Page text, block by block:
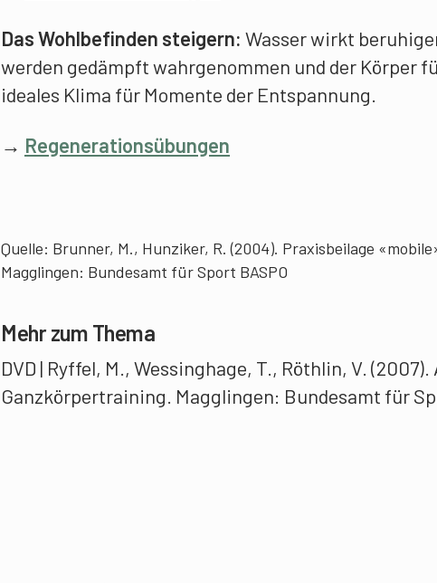
Das Wohlbefinden steigern: Wasser wirkt
werden gedämpft wahrgenommen und der Körper
ideales Klima für Momente der Entspannung.
→ Regenerationsübungen
Quelle: Brunner, M., Hunziker, R. (2004). Praxisbeilage
Magglingen: Bundesamt für Sport BASPO
Mehr zum Thema
DVD | Ryffel, M., Wessinghage, T., Röthlin, V.
Ganzkörpertraining. Magglingen: Bundesamt für